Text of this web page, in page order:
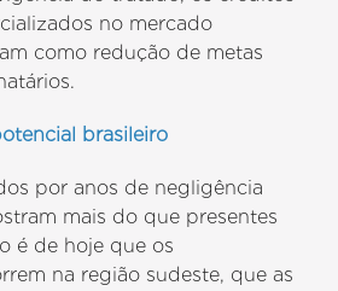
no mercado
como redução de metas
brasileiro
por anos de negligência
mais do que presentes
é de hoje que os
na região sudeste, que as